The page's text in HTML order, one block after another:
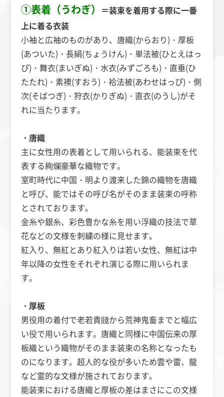
①表着（うわぎ）
＝装束を着用する際に一番
上に着る衣装
小袖と広袖のものがあり、 唐織(からおり)・厚板
(あついた)・長絹(ちょうけん)・単法被(ひとえはっ
ぴ)・舞衣(まいぎぬ)・水衣(みずごろも)・直垂(ひ
たたれ)・素襖(すおう)・袷法被(あわせはっぴ)・側
次(そばつぎ)・狩衣(かりぎぬ)・直衣(のうし)がそ
れに当たります。
・唐織
主に女性用の表着として用いられる、能装束を代
表する絢爛豪華な織物です。
室町時代に中国・明より渡来した錦の織物を唐織
と呼び、能ではその呼び名がそのまま装束の呼称
とされております。
金糸や銀糸、彩色豊かな糸を用い浮織の技法で草
花などの文様を刺繍の様に見せます。
紅入り、無紅とあり紅入りは若い女性、無紅は中
年以降の女性をそれぞれ演じる際に用いられま
す。
・厚板
男役用の着付で老若貴賤から荒神鬼畜までと幅広
い役で用いられます。唐織と同様に中国伝来の厚
板織という織物がそのまま装束の名称となったも
のになります。超人的な役が多いため雲や雷、龍
など霊的な文様が施されております。
能装束における唐織と厚板の差はまさにこの文様